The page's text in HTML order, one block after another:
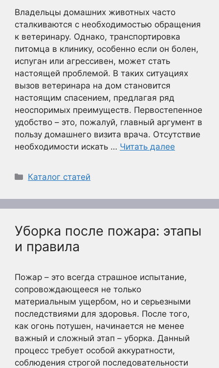
Владельцы домашних животных часто
сталкиваются с необходимостью обращения
к ветеринару. Однако, транспортировка
питомца в клинику, особенно если он болен,
испуган или агрессивен, может стать
настоящей проблемой. В таких ситуациях
вызов ветеринара на дом становится
настоящим спасением, предлагая ряд
неоспоримых преимуществ. Первостепенное
удобство – это, пожалуй, главный аргумент в
пользу домашнего визита врача. Отсутствие
необходимости искать … Читать далее
Рубрики
Каталог статей
Уборка после пожара: этапы
и правила
Пожар – это всегда страшное испытание,
сопровождающееся не только
материальным ущербом, но и серьезными
последствиями для здоровья. После того,
как огонь потушен, начинается не менее
важный и сложный этап – уборка. Данный
процесс требует особой аккуратности,
соблюдения строгой последовательности